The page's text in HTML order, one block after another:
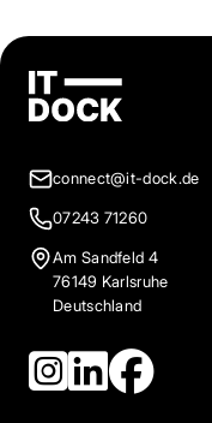
connect@it-dock.de
07243 71260
Am Sandfeld 4
76149 Karlsruhe
Deutschland